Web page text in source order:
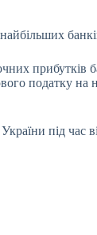
податку на
під час